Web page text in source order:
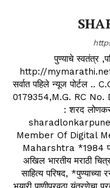
पुण्याचे स्वतंत्र
http://mymarathi.net/
सर्वात पहिले न्यूज पोर्टल
0179354,M.G. RC No.
: शरद
Member Of Digital
Maharshtra *1984
अखिल भारतीय मराठी
साहित्य परिषद,